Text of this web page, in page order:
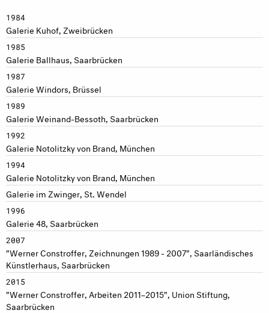
1984
Galerie Kuhof, Zweibrücken
1985
Galerie Ballhaus, Saarbrücken
1987
Galerie Windors, Brüssel
1989
Galerie Weinand-Bessoth, Saarbrücken
1992
Galerie Notolitzky von Brand, München
1994
Galerie Notolitzky von Brand, München
Galerie im Zwinger, St. Wendel
1996
Galerie 48, Saarbrücken
2007
"Werner Constroffer, Zeichnungen 1989 - 2007", Saarländisches
Künstlerhaus, Saarbrücken
2015
"Werner Constroffer, Arbeiten 2011–2015", Union Stiftung,
Saarbrücken